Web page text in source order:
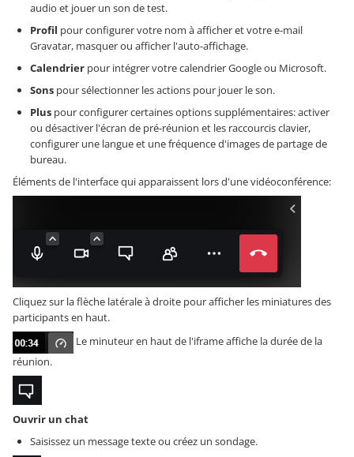
audio et jouer un son de test.
Profil pour configurer votre nom à afficher et votre e-mail
Gravatar, masquer ou afficher l'auto-affichage.
Calendrier pour intégrer votre calendrier Google ou Microsoft.
Sons pour sélectionner les actions pour jouer le son.
Plus pour configurer certaines options supplémentaires: activer
ou désactiver l'écran de pré-réunion et les raccourcis clavier,
configurer une langue et une fréquence d'images de partage de
bureau.
Éléments de l'interface qui apparaissent lors d'une vidéoconférence:
Cliquez sur la flèche latérale à droite pour afficher les miniatures des
participants en haut.
Le minuteur en haut de l'iframe affiche la durée de la
réunion.
Ouvrir un chat
Saisissez un message texte ou créez un sondage.